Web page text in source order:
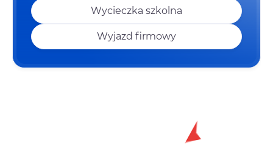
Wycieczka szkolna
Wyjazd firmowy